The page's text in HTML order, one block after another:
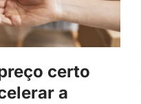
certo
a